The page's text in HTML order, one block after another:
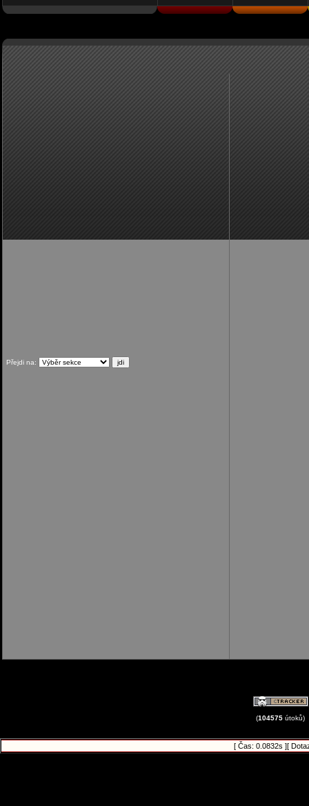
Přejdi na:
(104575 útoků)
[ Čas: 0.0832s ][